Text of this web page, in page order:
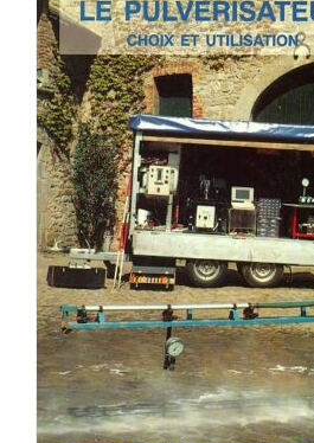
Achat en ligne
Panier WooCommerce